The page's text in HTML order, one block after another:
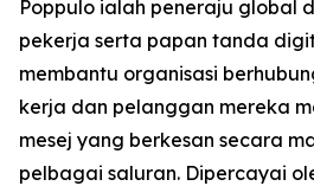
Poppulo ialah peneraju global
pekerja serta papan tanda
membantu organisasi
kerja dan pelanggan mereka
mesej yang berkesan secara
pelbagai saluran. Dipercayai